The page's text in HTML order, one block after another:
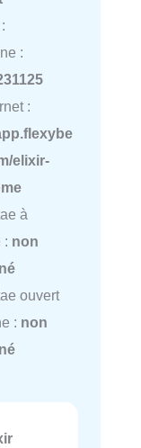
:
:
elixir-
à
: non
ouvert
: non